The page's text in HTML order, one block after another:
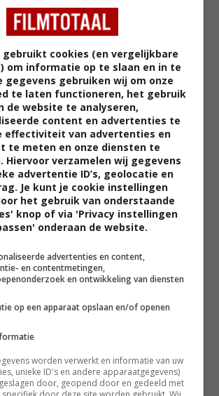
02:40
gebruikt cookies (en vergelijkbare
om informatie op te slaan en in te
gegevens gebruiken wij om onze
te laten functioneren, het gebruik
de website te analyseren,
content en advertenties te
effectiviteit van advertenties en
te meten en onze diensten te
Hiervoor verzamelen wij gegevens
advertentie ID’s, geolocatie en
Je kunt je cookie instellingen
het gebruik van onderstaande
knop of via 'Privacy instellingen
onderaan de website.
advertenties en content,
en contentmetingen,
en ontwikkeling van diensten
op een apparaat opslaan en/of openen
worden verwerkt en informatie van uw
unieke ID's en andere apparaatgegevens)
door, geopend door en gedeeld met